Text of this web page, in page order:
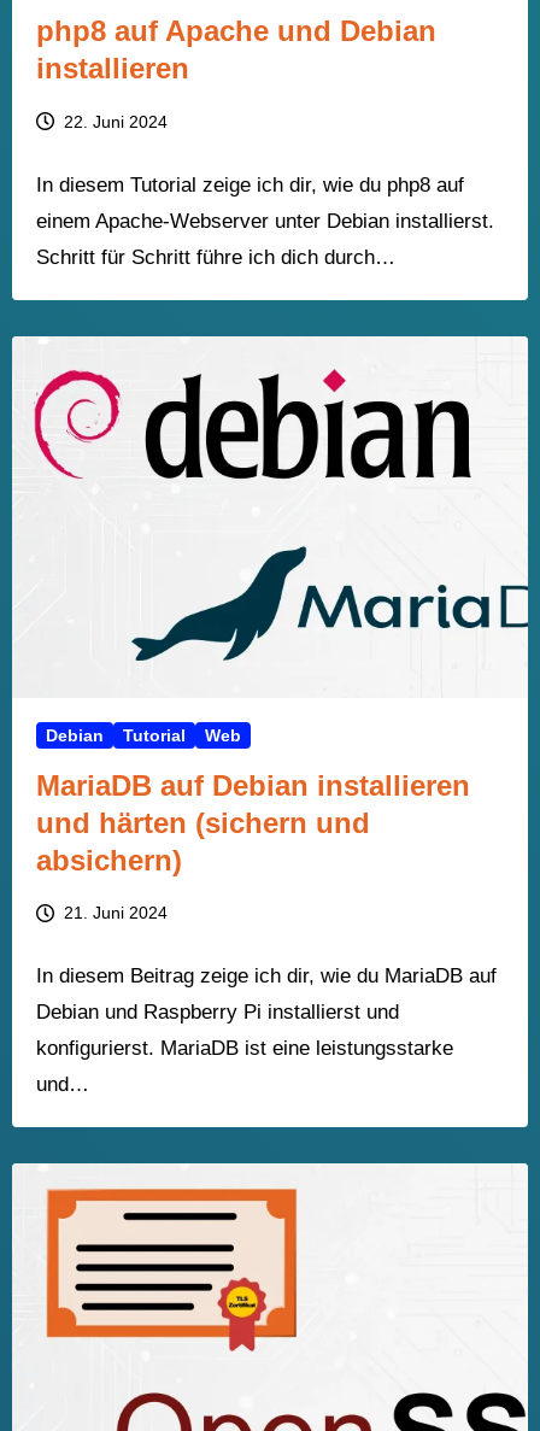
php8 auf Apache und Debian
installieren
22. Juni 2024
In diesem Tutorial zeige ich dir, wie du php8 auf
einem Apache-Webserver unter Debian installierst.
Schritt für Schritt führe ich dich durch…
Debian Tutorial Web
MariaDB auf Debian installieren
und härten (sichern und
absichern)
21. Juni 2024
In diesem Beitrag zeige ich dir, wie du MariaDB auf
Debian und Raspberry Pi installierst und
konfigurierst. MariaDB ist eine leistungsstarke
und…